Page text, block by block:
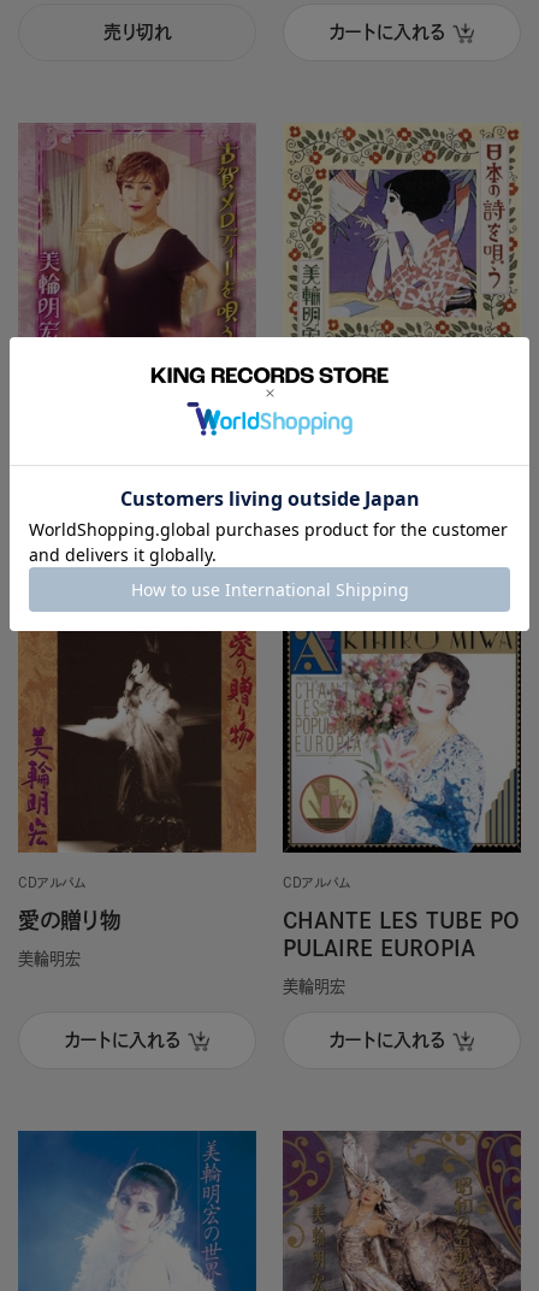
売り切れ カートに入れる
古賀メロディーを唄う
美輪明宏
カートに入れる
日本の詩を唄う
美輪明宏
カートに入れる
CDアルバム
愛の贈り物
美輪明宏
カートに入れる
CDアルバム
CHANTE LES TUBE PO
PULAIRE EUROPIA
美輪明宏
カートに入れる